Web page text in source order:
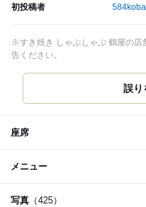
初投稿者 584koba
※すき焼き しゃぶしゃぶ 鶴屋の店
告ください。
誤り
座席
メニュー
写真 （425）